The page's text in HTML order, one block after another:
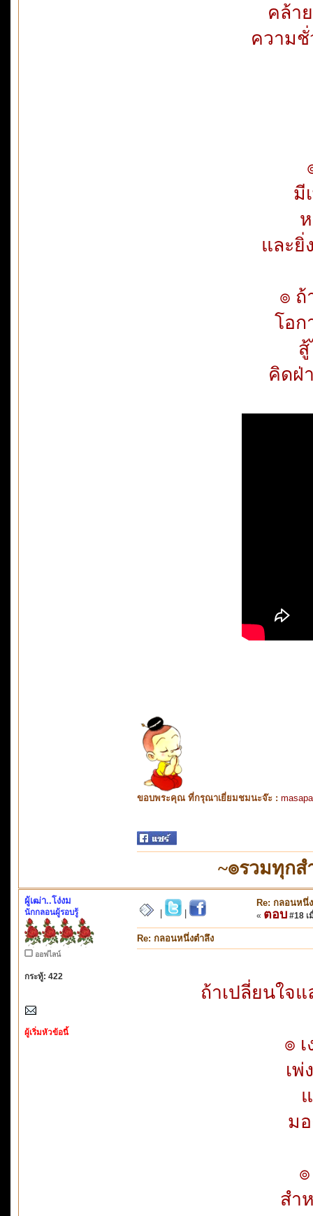
คล้า
ความชั่
มี
และยิ่
๏ ถ้
โอก
คิดฝ่
ขอบพระคุณ ที่กรุณาเยี่ยมชมนะจ๊ะ :
~๏รวมทุก
ผู้เฒ่า..โง่งม
นักกลอนผู้รอบรู้
ออฟไลน์
กระทู้: 422
ผู้เริ่มหัวข้อนี้
Re: กลอนหนึ่
« ตอบ #18 เ
Re: กลอนหนึ่งตำลึง
ถ้าเปลี่ยนใจ
๏
เพ่
ม
สำ